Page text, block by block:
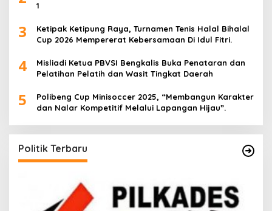
1
3
Ketipak Ketipung Raya, Turnamen Tenis Halal Bihalal
Cup 2026 Mempererat Kebersamaan Di Idul Fitri.
4
Misliadi Ketua PBVSI Bengkalis Buka Penataran dan
Pelatihan Pelatih dan Wasit Tingkat Daerah
5
Polibeng Cup Minisoccer 2025, “Membangun Karakter
dan Nalar Kompetitif Melalui Lapangan Hijau”.
Politik Terbaru